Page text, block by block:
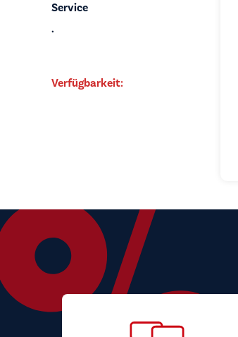
Service
.
Verfügbarkeit: